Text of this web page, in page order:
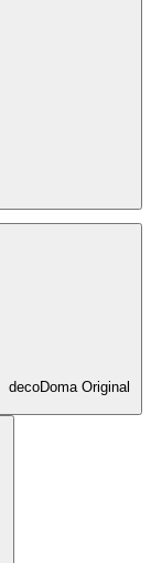
decoDoma Original